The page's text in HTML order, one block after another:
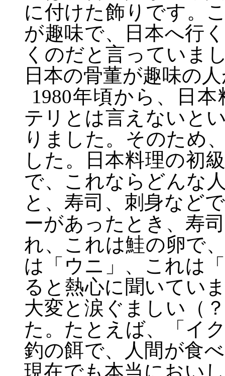
に付けた飾りです。
が趣味で、日本へ行
くのだと言っていま
日本の骨董が趣味の
1980年頃から、日
テリとは言えないと
りました。そのため
した。日本料理の初
で、これならどんな
と、寿司、刺身など
ーがあったとき、寿
れ、これは鮭の卵で
は「ウニ」、これは
ると熱心に聞いてい
大変と涙ぐましい（
た。たとえば、「イ
釣の餌で、人間が食
現在でも本当におい